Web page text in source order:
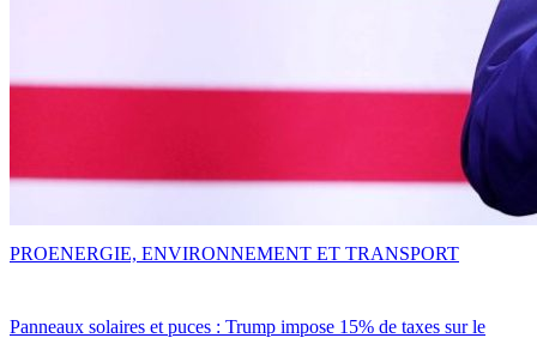
Panneaux solaires et puces : Trump impose 15% de taxes sur le
PROENERGIE, ENVIRONNEMENT ET TRANSPORT